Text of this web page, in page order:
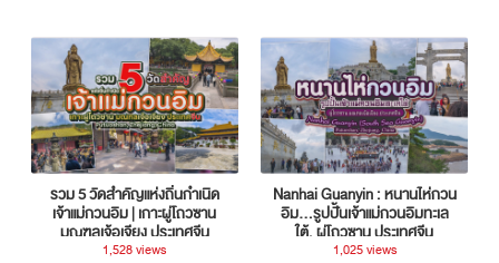
รวม 5 วัดสำคัญแห่งถิ่นกำเนิด
เจ้าแม่กวนอิม | เกาะผู่โถวซาน
มณฑลเจ้อเจียง ประเทศจีน
1,528 views
Nanhai Guanyin : หนานไห่กวน
อิม...รูปปั้นเจ้าแม่กวนอิมทะเล
ใต้, ผู่โถวซาน ประเทศจีน
1,025 views